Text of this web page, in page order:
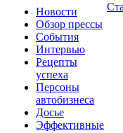
Новости
Обзор прессы
События
Интервью
Рецепты
успеха
Персоны
автобизнеса
Досье
Эффективные